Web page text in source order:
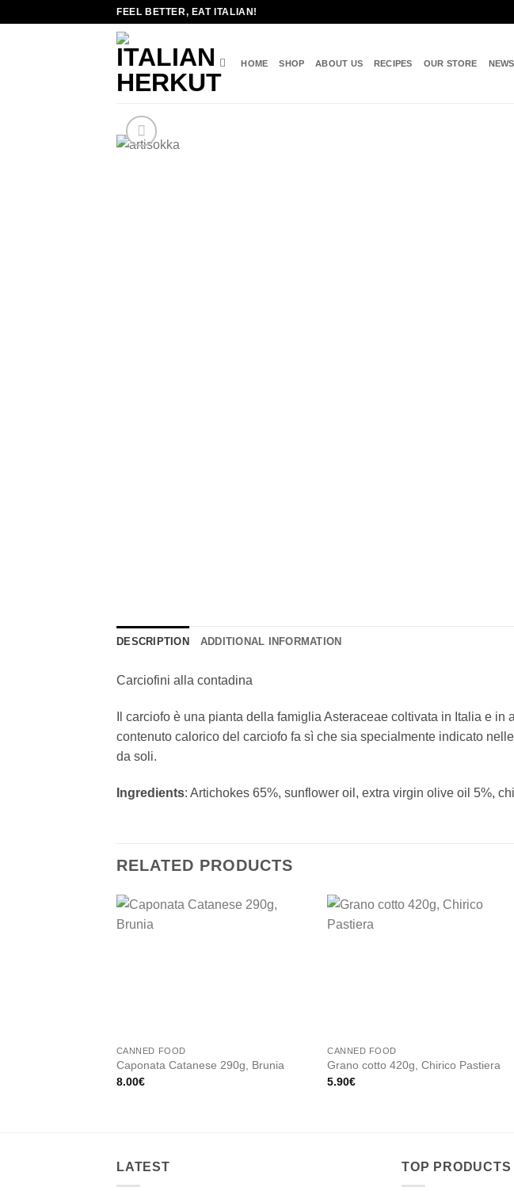
FEEL BETTER, EAT ITALIAN!
HOME SHOP ABOUT US RECIPES OUR STORE NEWS
DESCRIPTION ADDITIONAL INFORMATION
Carciofini alla contadina
Il carciofo è una pianta della famiglia Asteraceae coltivata in Italia e
contenuto calorico del carciofo fa sì che sia specialmente indicato
da soli.
Ingredients: Artichokes 65%, sunflower oil, extra virgin olive oil 5%,
RELATED PRODUCTS
CANNED FOOD
Caponata Catanese 290g, Brunia
8.00€
CANNED FOOD
Grano cotto 420g, Chirico Pastiera
5.90€
LATEST TOP PRODUCTS